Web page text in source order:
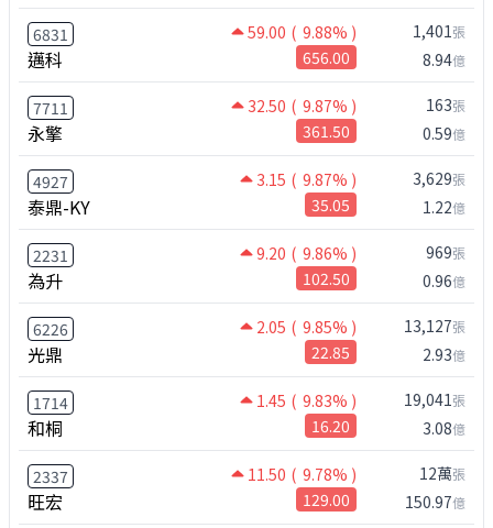
6831 59.00 ( 9.88% )
邁科 656.00
1,401張
8.94億
7711 32.50 ( 9.87% )
永擎 361.50
163張
0.59億
4927 3.15 ( 9.87% )
泰鼎-KY 35.05
3,629張
1.22億
2231 9.20 ( 9.86% )
為升 102.50
969張
0.96億
6226 2.05 ( 9.85% )
光鼎 22.85
13,127張
2.93億
1714 1.45 ( 9.83% )
和桐 16.20
19,041張
3.08億
2337 11.50 ( 9.78% )
旺宏 129.00
12萬張
150.97億